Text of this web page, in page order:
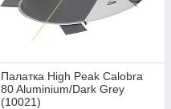
Палатка High Peak Calobra
80 Aluminium/Dark Grey
(10021)